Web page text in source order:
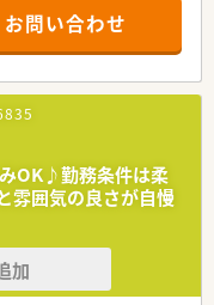
研修だけでなく任意で受
す
る従業員、将来経営幹部
活躍ができるフィールド
時までの勤務）どちらか
リニック併設店舗」「敷
様々な店舗を運営してい
51店舗設置しています
営優良法人2023（大規模
が働きやすい環境が整備
お問い合わせ
OK♪勤務条件は柔
囲気の良さが自慢
加